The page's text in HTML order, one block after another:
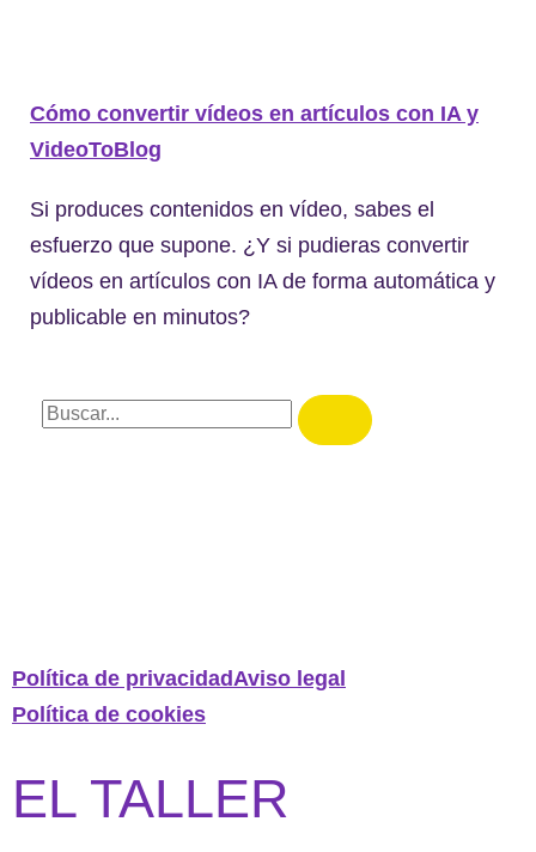
Cómo convertir vídeos en artículos con IA y
VideoToBlog
Si produces contenidos en vídeo, sabes el
esfuerzo que supone. ¿Y si pudieras convertir
vídeos en artículos con IA de forma automática y
publicable en minutos?
Política de privacidadAviso legal
Política de cookies
EL TALLER